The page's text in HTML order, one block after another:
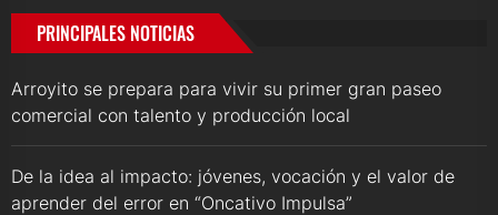
PRINCIPALES NOTICIAS
Arroyito se prepara para vivir su primer gran paseo
comercial con talento y producción local
De la idea al impacto: jóvenes, vocación y el valor de
aprender del error en “Oncativo Impulsa”